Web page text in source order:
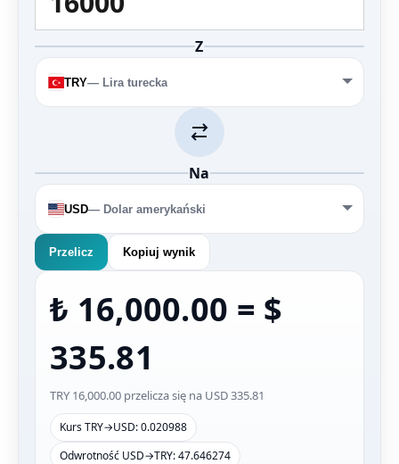
Z
TRY— Lira turecka
Na
USD— Dolar amerykański
Przelicz Kopiuj wynik
₺ 16,000.00 = $
335.81
TRY 16,000.00 przelicza się na USD 335.81
Kurs TRY→USD: 0.020988
Odwrotność USD→TRY: 47.646274